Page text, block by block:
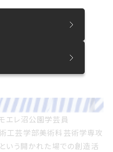
エレ沼公園学芸員
工芸学部美術科芸術学専攻
いう開かれた場での創造活